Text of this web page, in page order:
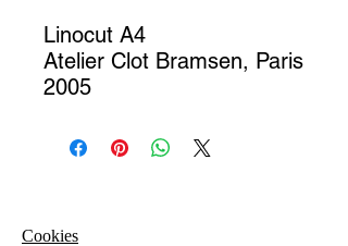
Linocut A4
Atelier Clot Bramsen, Paris
2005
Cookies